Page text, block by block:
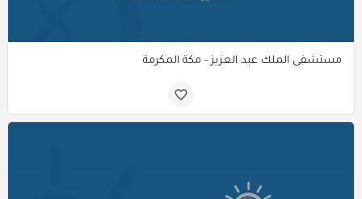
مستشفى الملك عبد العزيز - مكة المكرمة